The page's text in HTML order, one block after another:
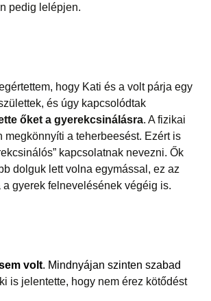
pedig lelépjen.
hogy Kati és a volt párja egy
és úgy kapcsolódtak
őket a gyerekcsinálásra. A fizikai
a teherbeesést. Ezért is
kapcsolatnak nevezni. Ők
dolguk lett volna egymással, ez az
gyerek felnevelésének végéig is.
volt. Mindnyájan szinten szabad
is jelentette, hogy nem érez kötődést